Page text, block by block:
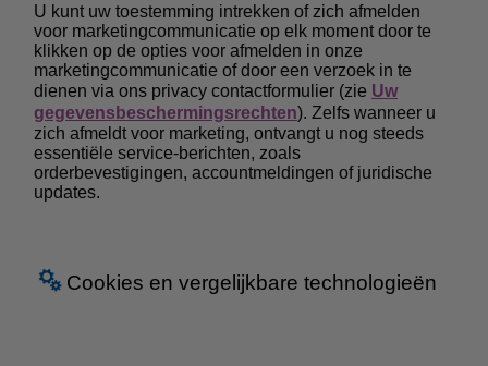
U kunt uw toestemming intrekken of zich afmelden
voor marketingcommunicatie op elk moment door te
klikken op de opties voor afmelden in onze
marketingcommunicatie of door een verzoek in te
dienen via ons privacy contactformulier (zie Uw
gegevensbeschermingsrechten). Zelfs wanneer u
zich afmeldt voor marketing, ontvangt u nog steeds
essentiële service-berichten, zoals
orderbevestigingen, accountmeldingen of juridische
updates.
Cookies en vergelijkbare technologieën